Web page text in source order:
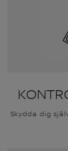
Skydda dig